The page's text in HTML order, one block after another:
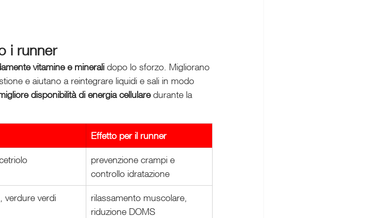
i runner
vitamine e minerali dopo lo sforzo. Migliorano
e aiutano a reintegrare liquidi e sali in modo
disponibilità di energia cellulare durante la
Effetto per il runner
prevenzione crampi e
controllo idratazione
verdure verdi
rilassamento muscolare,
riduzione DOMS